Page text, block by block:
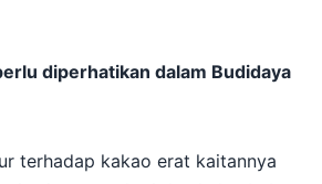
diperhatikan dalam Budidaya
terhadap kakao erat kaitannya